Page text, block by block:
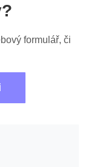
formulář, či